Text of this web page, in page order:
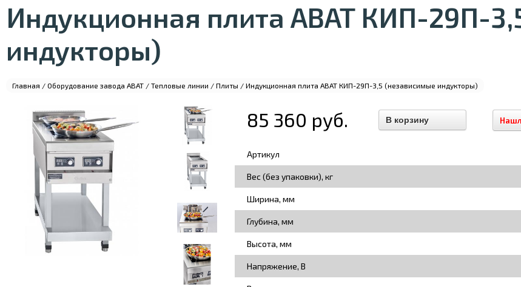
Индукционная плита ABAT КИП-29П-
индукторы)
Главная / Оборудование завода ABAT / Тепловые линии / Плиты / Индукционная плита ABAT КИП-29П-3,5 (независимые индукторы)
85 360 руб.
Артикул
Вес (без упаковки), кг
Ширина, мм
Глубина, мм
Высота, мм
Напряжение, В